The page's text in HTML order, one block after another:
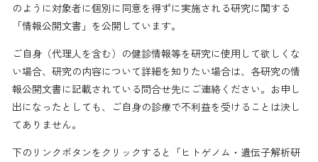
のように対象者に個別に同意を得ずに実施される研究に関する
「情報公開文書」を公開しています。
ご自身（代理人を含む）の健診情報等を研究に使用して欲しくな
い場合、研究の内容について詳細を知りたい場合は、各研究の情
報公開文書に記載されている問合せ先にご連絡ください。お申し
出になったとしても、ご自身の診療で不利益を受けることは決し
てありません。
下のリンクボタンをクリックすると「ヒトゲノム・遺伝子解析研